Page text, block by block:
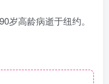
岁高龄病逝于纽约。